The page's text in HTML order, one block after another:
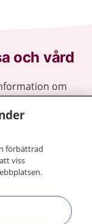
och vård
om
kan kontakta.
dina
för
förbättrad
viss